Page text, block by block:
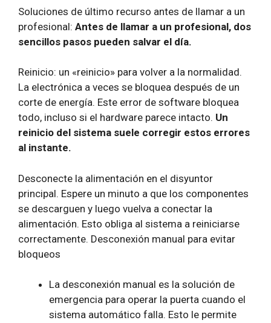
Soluciones de último recurso antes de llamar a un
profesional: Antes de llamar a un profesional, dos
sencillos pasos pueden salvar el día.
Reinicio: un «reinicio» para volver a la normalidad.
La electrónica a veces se bloquea después de un
corte de energía. Este error de software bloquea
todo, incluso si el hardware parece intacto. Un
reinicio del sistema suele corregir estos errores
al instante.
Desconecte la alimentación en el disyuntor
principal. Espere un minuto a que los componentes
se descarguen y luego vuelva a conectar la
alimentación. Esto obliga al sistema a reiniciarse
correctamente. Desconexión manual para evitar
bloqueos
La desconexión manual es la solución de
emergencia para operar la puerta cuando el
sistema automático falla. Esto le permite